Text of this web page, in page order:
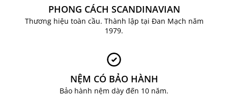
PHONG CÁCH SCANDINAVIAN
Thương hiệu toàn cầu. Thành lập tại Đan Mạch năm
1979.
NỆM CÓ BẢO HÀNH
Bảo hành nệm dày đến 10 năm.